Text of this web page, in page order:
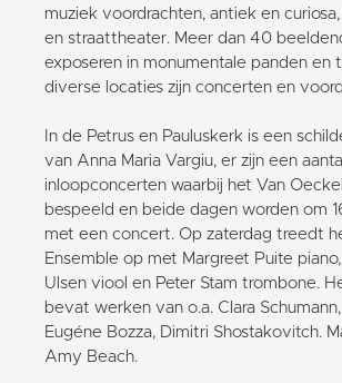
muziek voordrachten, antiek en
en straattheater. Meer dan 40
exposeren in monumentale panden en
diverse locaties zijn concerten en
In de Petrus en Pauluskerk is een
van Anna Maria Vargiu, er zijn een aantal
inloopconcerten waarbij het Van
bespeeld en beide dagen worden om
met een concert. Op zaterdag treedt
Ensemble op met Margreet Puite
Ulsen viool en Peter Stam trombone.
bevat werken van o.a. Clara
Eugéne Bozza, Dimitri Shostakovitch.
Amy Beach.